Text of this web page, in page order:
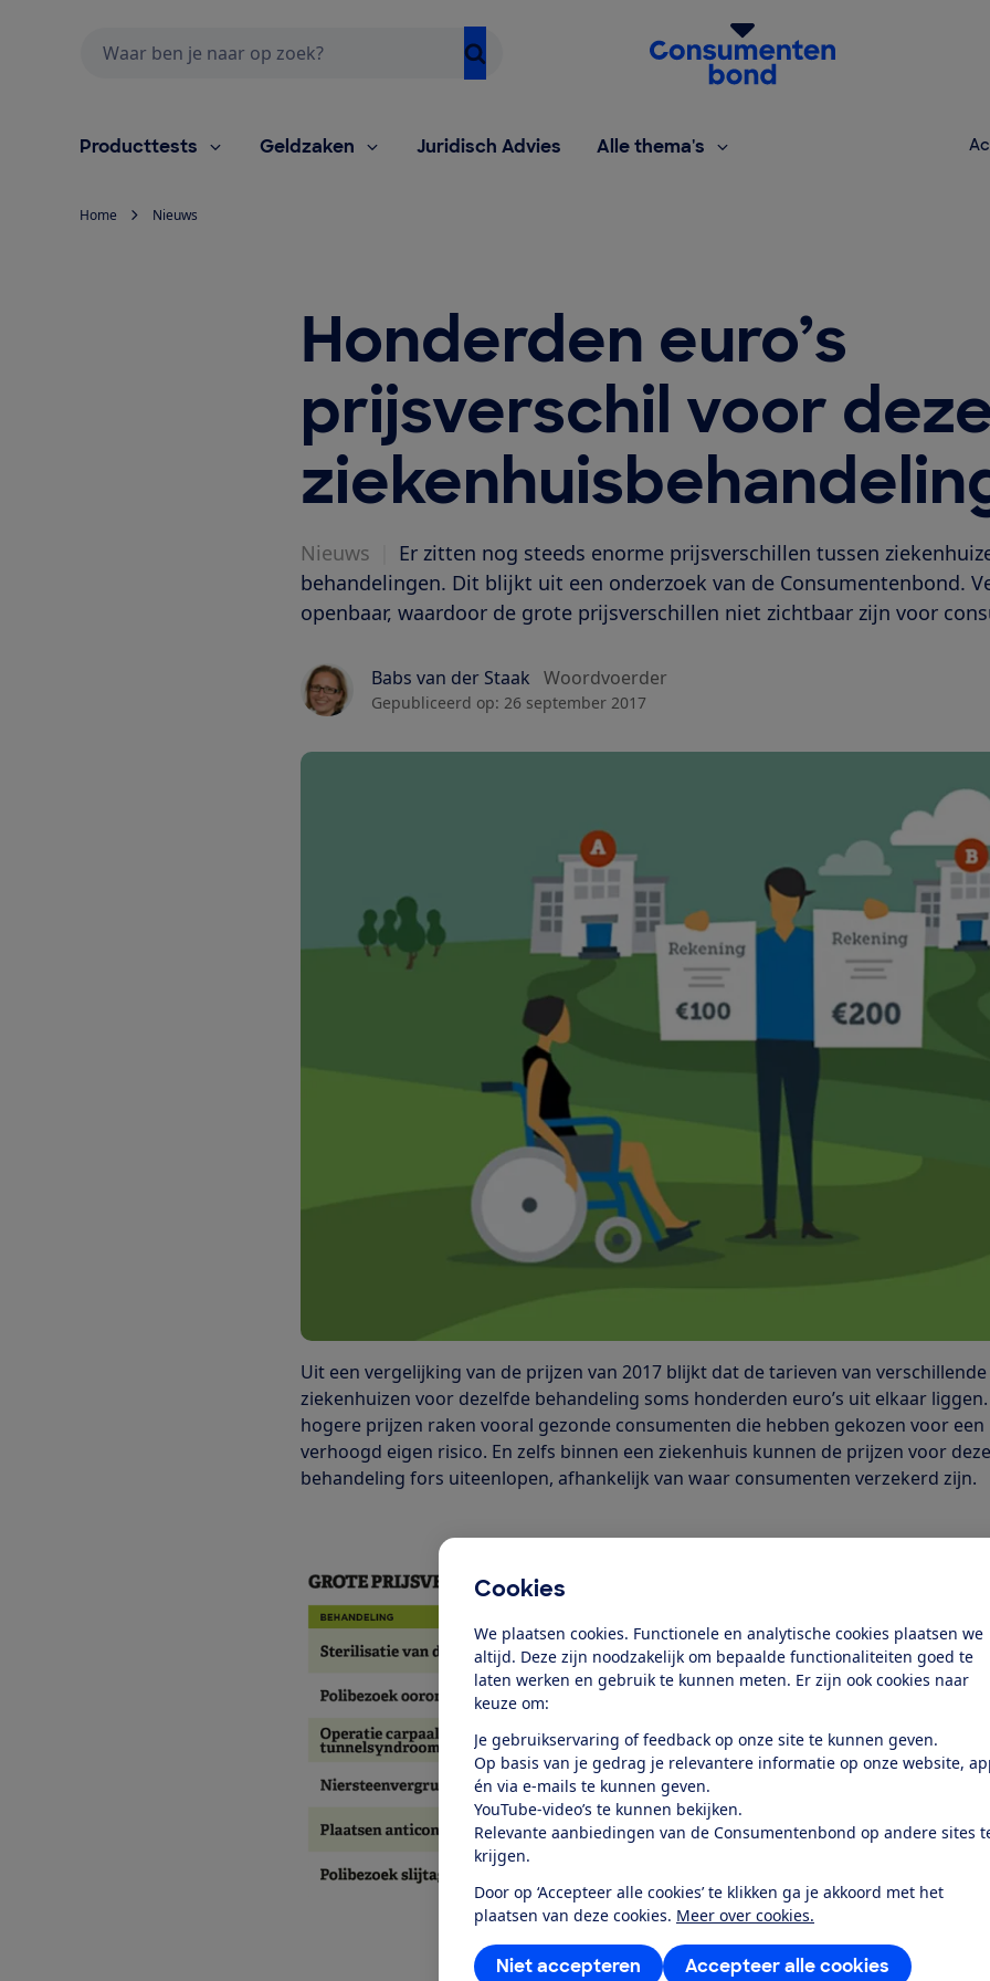
Cookies
We plaatsen cookies. Functionele en analytische cookies plaatsen we
altijd. Deze zijn noodzakelijk om bepaalde functionaliteiten goed te
laten werken en gebruik te kunnen meten. Er zijn ook cookies naar
keuze om:
Je gebruikservaring of feedback op onze site te kunnen geven.
Op basis van je gedrag je relevantere informatie op onze website,
én via e-mails te kunnen geven.
YouTube-video’s te kunnen bekijken.
Relevante aanbiedingen van de Consumentenbond op andere sites
krijgen.
Door op ‘Accepteer alle cookies’ te klikken ga je akkoord met het
plaatsen van deze cookies. Meer over cookies.
Accepteer alle cookies
Niet accepteren
Homepage van de Consumentenbond
Producttests Geldzaken Juridisch Advies Alle thema's
Home Nieuws
Honderden euro’s
prijsverschil voor
Nieuws
Er zitten nog steeds enorme prijsverschillen tussen
behandelingen. Dit blijkt uit een onderzoek van de Consumentenbond.
openbaar, waardoor de grote prijsverschillen niet zichtbaar zijn voor
Babs van der Staak Woordvoerder
Gepubliceerd op: 26 september 2017
Uit een vergelijking van de prijzen van 2017 blijkt dat de tarieven van verschillende
ziekenhuizen voor dezelfde behandeling soms honderden euro’s uit elkaar
hogere prijzen raken vooral gezonde consumenten die hebben gekozen voor een
verhoogd eigen risico. En zelfs binnen een ziekenhuis kunnen de prijzen voor
behandeling fors uiteenlopen, afhankelijk van waar consumenten verzekerd zijn.